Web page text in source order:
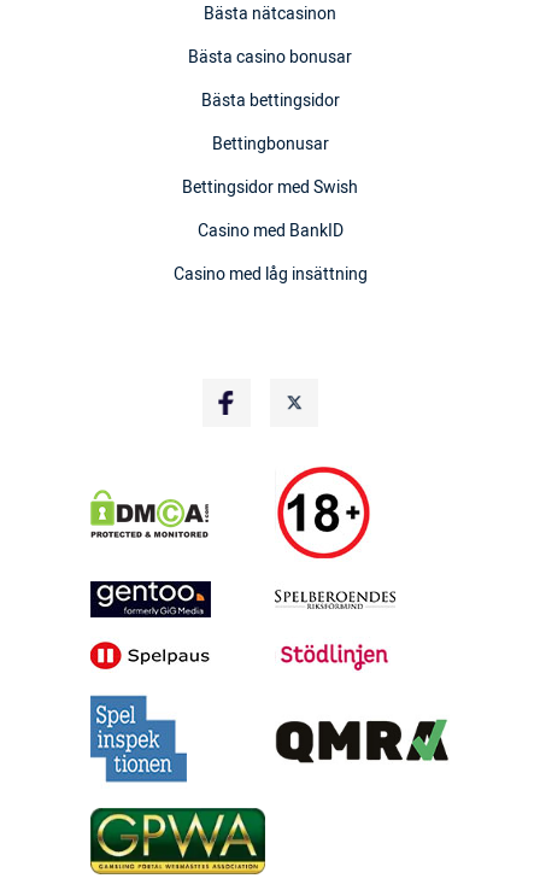
Bästa nätcasinon
Bästa casino bonusar
Bästa bettingsidor
Bettingbonusar
Bettingsidor med Swish
Casino med BankID
Casino med låg insättning